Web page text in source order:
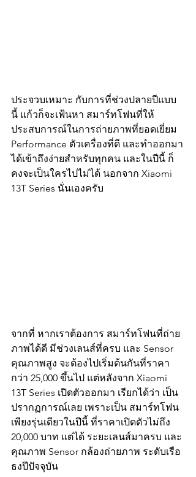
ประจวบเหมาะ กับการที่ช่วงปลายปีแบบ
นี้ แก้วก็จะเฟ้นหา สมาร์ทโฟนที่ให้
ประสบการณ์ในการถ่ายภาพที่ยอดเยี่ยม
Performance ตัวเครื่องที่ดี และทำออกมา
ได้เข้าถึงง่ายสำหรับทุกคน และในปีนี้ ก็
คงจะเป็นใครไปไม่ได้ นอกจาก Xiaomi
13T Series นั่นเองครับ
จากที่ หากเราต้องการ สมาร์ทโฟนที่ถ่าย
ภาพได้ดี มีช่วงเลนส์ที่ครบ และ Sensor
คุณภาพสูง จะต้องไปเริ่มต้นกันที่ราคา
กว่า 25,000 ขึ้นไป แต่หลังจาก Xiaomi
13T Series เปิดตัวออกมา เรียกได้ว่า เป็น
ปรากฏการณ์เลย เพราะเป็น สมาร์ทโฟน
เพียงรุ่นเดียวในปีนี้ ที่ราคาเปิดตัวไม่ถึง
20,000 บาท แต่ได้ ระยะเลนส์มาครบ และ
คุณภาพ Sensor กล้องถ่ายภาพ ระดับเรือ
ธงปีปัจจุบัน